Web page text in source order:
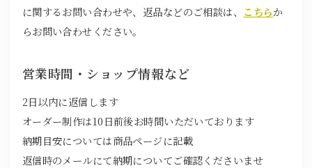
に関するお問い合わせや、返品などのご相談は、 こちらか
らお問い合わせください。
営業時間・ショップ情報など
2日以内に返信します
オーダー制作は10日前後お時間いただいております
納期目安については商品ページに記載
返信時のメールにて納期についてご確認くださいませ